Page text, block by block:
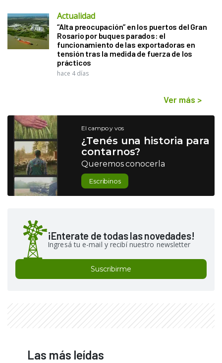
Actualidad
“Alta preocupación” en los puertos del Gran
Rosario por buques parados: el
funcionamiento de las exportadoras en
tensión tras la medida de fuerza de los
prácticos
hace 4 días
Ver más >
El campo y vos
¿Tenés una historia para
contarnos?
Queremos conocerla
Escribinos
¡Enterate de todas las novedades!
Ingresá tu e-mail y recibí nuestro newsletter
Suscribirme
Las más leídas